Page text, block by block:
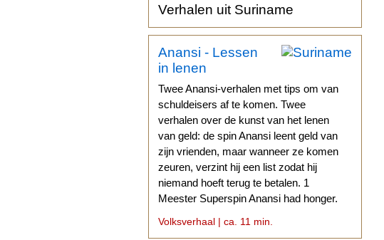
Verhalen uit Suriname
Anansi - Lessen
in lenen
Twee Anansi-verhalen met tips om van
schuldeisers af te komen. Twee
verhalen over de kunst van het lenen
van geld: de spin Anansi leent geld van
zijn vrienden, maar wanneer ze komen
zeuren, verzint hij een list zodat hij
niemand hoeft terug te betalen. 1
Meester Superspin Anansi had honger.
Volksverhaal | ca. 11 min.